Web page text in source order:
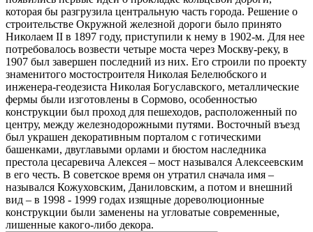
которая бы разгрузила центральную часть города. Решение о
строительстве Окружной железной дороги было принято
Николаем II в 1897 году, приступили к нему в 1902-м. Для нее
потребовалось возвести четыре моста через Москву-реку, в
1907 был завершен последний из них. Его строили по проекту
знаменитого мостостроителя Николая Белелюбского и
инженера-геодезиста Николая Богуславского, металлические
фермы были изготовлены в Сормово, особенностью
конструкции был проход для пешеходов, расположенный по
центру, между железнодорожными путями. Восточный въезд
был украшен декоративным порталом с готическими
башенками, двуглавыми орлами и бюстом наследника
престола цесаревича Алексея – мост назывался Алексеевским
в его честь. В советское время он утратил сначала имя –
назывался Кожуховским, Даниловским, а потом и внешний
вид – в 1998 - 1999 годах изящные дореволюционные
конструкции были заменены на угловатые современные,
лишенные какого-либо декора.